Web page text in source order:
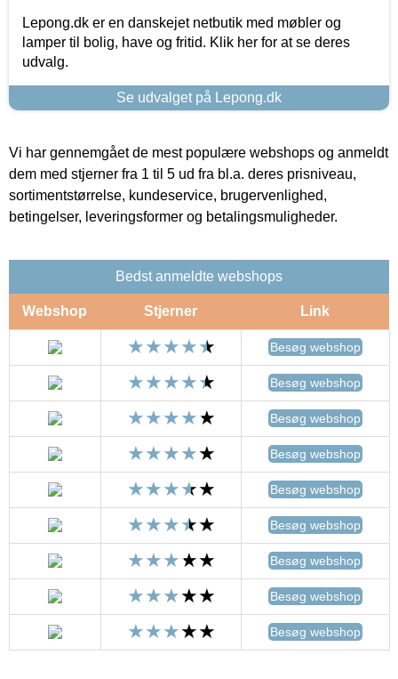
Lepong.dk er en danskejet netbutik med møbler og
lamper til bolig, have og fritid. Klik her for at se deres
udvalg.
Se udvalget på Lepong.dk
Vi har gennemgået de mest populære webshops og anmeldt
dem med stjerner fra 1 til 5 ud fra bl.a. deres prisniveau,
sortimentstørrelse, kundeservice, brugervenlighed,
betingelser, leveringsformer og betalingsmuligheder.
Bedst anmeldte webshops
Webshop Stjerner Link
Besøg webshop
Besøg webshop
Besøg webshop
Besøg webshop
Besøg webshop
Besøg webshop
Besøg webshop
Besøg webshop
Besøg webshop